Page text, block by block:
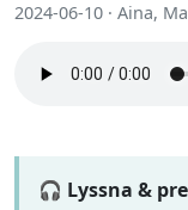
2024-06-10 · Aina,
🎧 Lyssna &